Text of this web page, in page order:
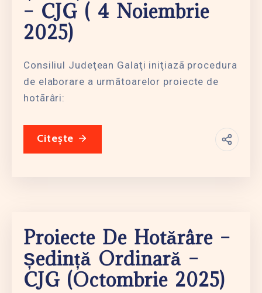
– CJG ( 4 Noiembrie
2025)
Consiliul Judeţean Galaţi iniţiazã procedura
de elaborare a urmãtoarelor proiecte de
hotãrâri:
Citește
Proiecte De Hotărâre –
Ședință Ordinară –
CJG (octombrie 2025)